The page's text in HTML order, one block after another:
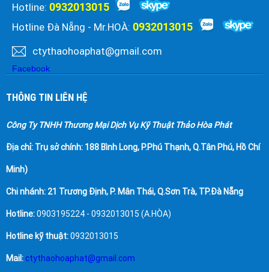
Hotline: 0932013015
Hotline Đà Nẵng - Mr.HOÀ: 0932013015
ctythaohoaphat@gmail.com
Facebook
THÔNG TIN LIÊN HỆ
Công Ty TNHH Thương Mại Dịch Vụ Kỹ Thuật Thảo Hòa Phát
Địa chỉ: Trụ sở chính: 188 Bình Long, P.Phú Thạnh, Q.Tân Phú, Hồ Chí
Minh)
Chi nhánh: 21 Trương Định, P. Mân Thái, Q.Sơn Trà, TP.Đà Nẵng
Hotline:0903195224 - 0932013015 (A.HÒA)
Hotline kỹ thuật:0932013015
Mail: ctythaohoaphat@gmail.com